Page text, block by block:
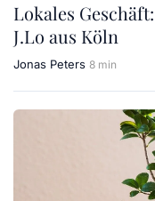
Lokales
J.Lo aus Köln
Jonas Peters 8 min